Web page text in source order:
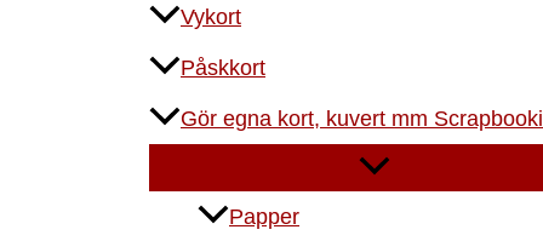
Vykort
Påskkort
Gör egna kort, kuvert mm
Papper